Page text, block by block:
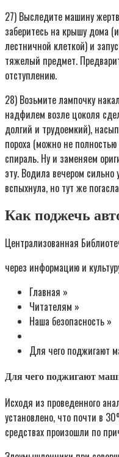
27) Выследите машину
заберитесь на крышу дома
лестничной клеткой) и
тяжелый предмет.
отступлению.
28) Возьмите лампочку
надфилем возле цоколя
долгий и трудоемкий),
пороха (можно не
спираль. Ну и заменяем
эту. Водила вечером
вспыхнула, но тут же
Как поджечь
Централизованная
через информацию и
Главная »
Читателям »
Наша безопасность »
Для чего поджигают
Для чего поджигают
Исходя из проведенного
установлено, что почти в
средствах произошли по